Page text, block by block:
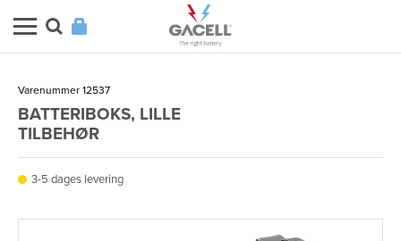
Varenummer 12537
BATTERIBOKS, LILLE
TILBEHØR
3-5 dages levering